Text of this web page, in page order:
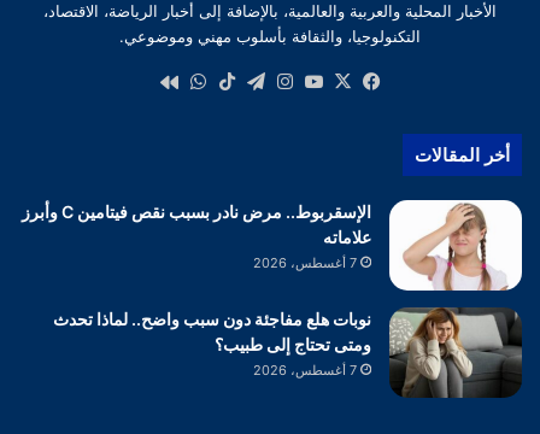
الأخبار المحلية والعربية والعالمية، بالإضافة إلى أخبار الرياضة، الاقتصاد،
التكنولوجيا، والثقافة بأسلوب مهني وموضوعي.
فيسبوك
‫X
‫YouTube
انستقرام
تيلقرام‫TikTokواتساب
أخر المقالات
الإسقربوط.. مرض نادر بسبب نقص فيتامين C وأبرز
علاماته
7 أغسطس، 2026
نوبات هلع مفاجئة دون سبب واضح.. لماذا تحدث
ومتى تحتاج إلى طبيب؟
7 أغسطس، 2026